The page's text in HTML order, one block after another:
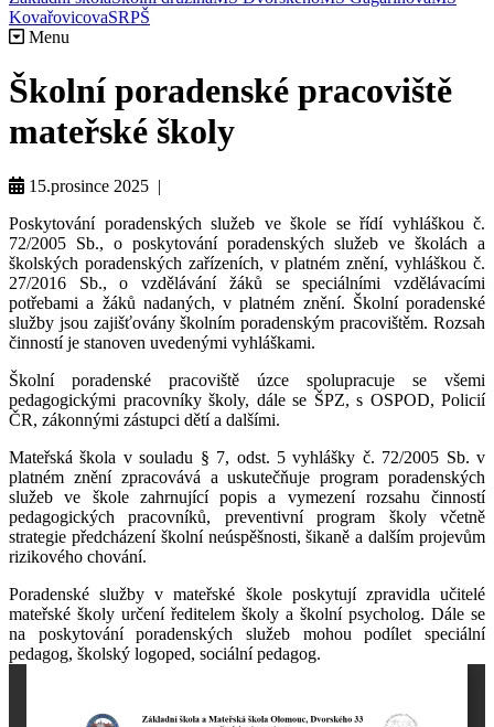
KovařovicovaSRPŠ
Menu
Školní poradenské pracoviště
mateřské školy
15.prosince 2025 |
Poskytování poradenských služeb ve škole se řídí vyhláškou č.
72/2005 Sb., o poskytování poradenských služeb ve školách a
školských poradenských zařízeních, v platném znění, vyhláškou č.
27/2016 Sb., o vzdělávání žáků se speciálními vzdělávacími
potřebami a žáků nadaných, v platném znění. Školní poradenské
služby jsou zajišťovány školním poradenským pracovištěm. Rozsah
činností je stanoven uvedenými vyhláškami.
Školní poradenské pracoviště úzce spolupracuje se všemi
pedagogickými pracovníky školy, dále se ŠPZ, s OSPOD, Policií
ČR, zákonnými zástupci dětí a dalšími.
Mateřská škola v souladu § 7, odst. 5 vyhlášky č. 72/2005 Sb. v
platném znění zpracovává a uskutečňuje program poradenských
služeb ve škole zahrnující popis a vymezení rozsahu činností
pedagogických pracovníků, preventivní program školy včetně
strategie předcházení školní neúspěšnosti, šikaně a dalším projevům
rizikového chování.
Poradenské služby v mateřské škole poskytují zpravidla učitelé
mateřské školy určení ředitelem školy a školní psycholog. Dále se
na poskytování poradenských služeb mohou podílet speciální
pedagog, školský logoped, sociální pedagog.